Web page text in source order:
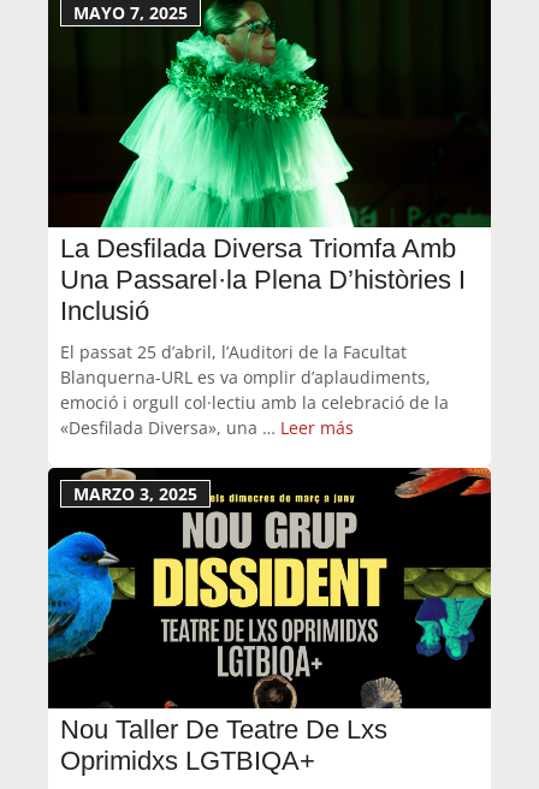
MAYO 7, 2025
La Desfilada Diversa Triomfa Amb
Una Passarel·la Plena D’històries I
Inclusió
El passat 25 d’abril, l’Auditori de la Facultat
Blanquerna-URL es va omplir d’aplaudiments,
emoció i orgull col·lectiu amb la celebració de la
«Desfilada Diversa», una … Leer más
MARZO 3, 2025
Nou Taller De Teatre De Lxs
Oprimidxs LGTBIQA+